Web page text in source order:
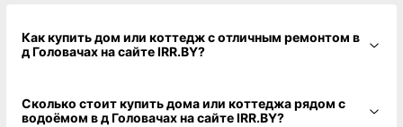
Как купить дом или коттедж с отличным ремонтом в
д Головачах на сайте IRR.BY?
Сколько стоит купить дома или коттеджа рядом с
водоёмом в д Головачах на сайте IRR.BY?